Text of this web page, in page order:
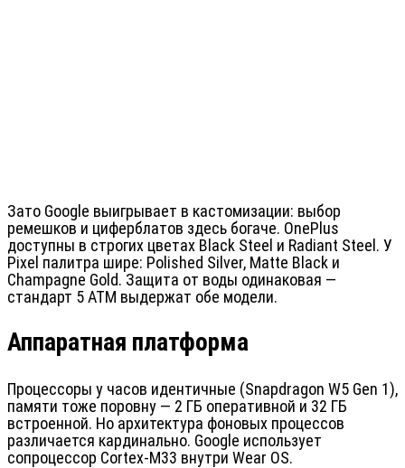
Зато Google выигрывает в кастомизации: выбор
ремешков и циферблатов здесь богаче. OnePlus
доступны в строгих цветах Black Steel и Radiant Steel. У
Pixel палитра шире: Polished Silver, Matte Black и
Champagne Gold. Защита от воды одинаковая —
стандарт 5 ATM выдержат обе модели.
Аппаратная платформа
Процессоры у часов идентичные (Snapdragon W5 Gen 1),
памяти тоже поровну — 2 ГБ оперативной и 32 ГБ
встроенной. Но архитектура фоновых процессов
различается кардинально. Google использует
сопроцессор Cortex-M33 внутри Wear OS.